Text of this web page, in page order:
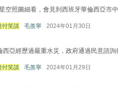
空照圖細看，會見到西班牙華倫西亞市
付笑談 毛羨寧 2024年01月30日
西亞經歷過嚴重水災，政府通過民意諮
付笑談 毛羨寧 2024年01月29日